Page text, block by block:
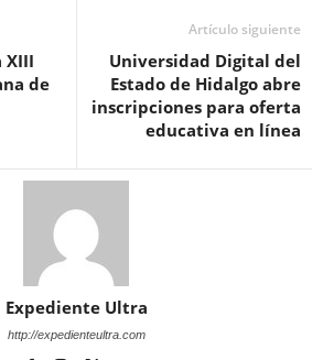
XIII
de
Artículo siguiente
Universidad Digital del
Estado de Hidalgo abre
inscripciones para oferta
educativa en línea
Expediente Ultra
http://expedienteultra.com